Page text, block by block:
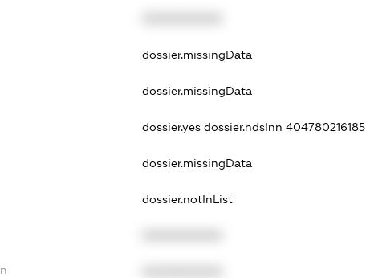
dossier.missingData
dossier.missingData
dossier.yes dossier.ndsInn 404780216185
dossier.missingData
dossier.notInList